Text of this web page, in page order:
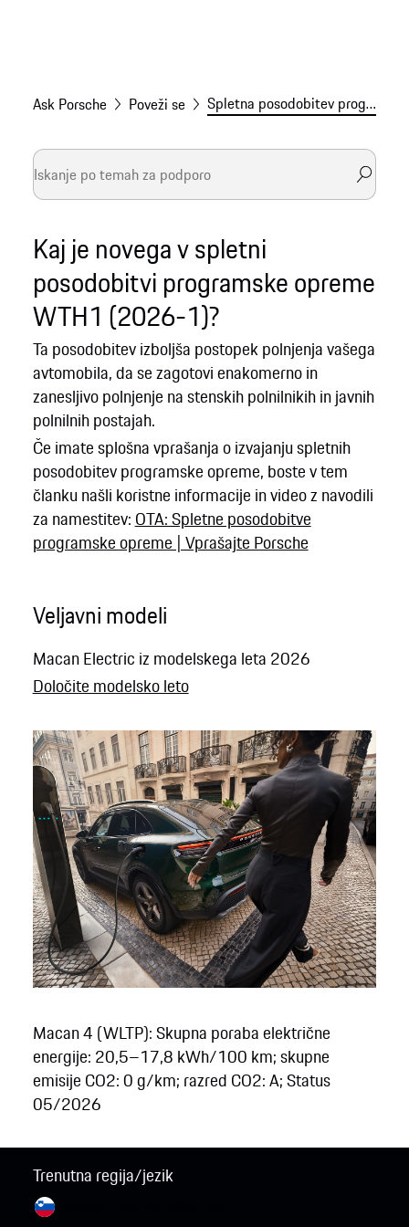
Ask Porsche Poveži se Spletna posodobitev programske opreme WTH1 (2026-1)
Kaj je novega v spletni
posodobitvi programske opreme
WTH1 (2026-1)?
Ta posodobitev izboljša postopek polnjenja vašega
avtomobila, da se zagotovi enakomerno in
zanesljivo polnjenje na stenskih polnilnikih in javnih
polnilnih postajah.
Če imate splošna vprašanja o izvajanju spletnih
posodobitev programske opreme, boste v tem
članku našli koristne informacije in video z navodili
za namestitev: OTA: Spletne posodobitve
programske opreme | Vprašajte Porsche
Veljavni modeli
Macan Electric iz modelskega leta 2026
Določite modelsko leto
Macan 4 (WLTP): Skupna poraba električne
energije: 20,5–17,8 kWh/100 km; skupne
emisije CO2: 0 g/km; razred CO2: A; Status
05/2026
Trenutna regija/jezik